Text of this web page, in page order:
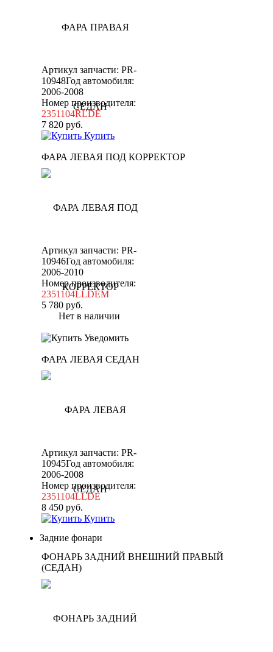
Артикул запчасти: PR-
10948Год автомобиля:
2006-2008
Номер производителя:
2351104RLDE
7 820 руб.
Купить
ФАРА ЛЕВАЯ ПОД КОРРЕКТОР
Артикул запчасти: PR-
10946Год автомобиля:
2006-2010
Номер производителя:
2351104LLDEM
5 780 руб.
Нет в наличии
Уведомить
ФАРА ЛЕВАЯ СЕДАН
Артикул запчасти: PR-
10945Год автомобиля:
2006-2008
Номер производителя:
2351104LLDE
8 450 руб.
Купить
Задние фонари
ФОНАРЬ ЗАДНИЙ ВНЕШНИЙ ПРАВЫЙ
(СЕДАН)